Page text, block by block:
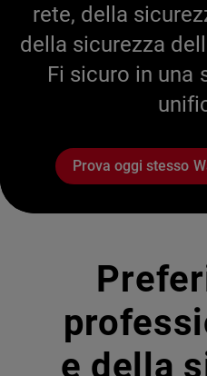
rete, della
della sicurezza
Fi sicuro in una
Prova oggi stesso
e della